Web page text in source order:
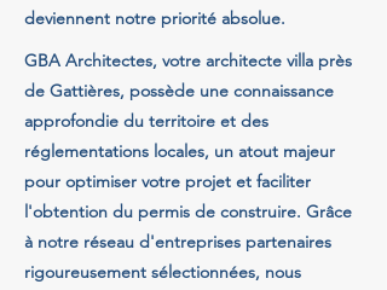
deviennent notre priorité absolue.
GBA Architectes, votre architecte villa près
de Gattières, possède une connaissance
approfondie du territoire et des
réglementations locales, un atout majeur
pour optimiser votre projet et faciliter
l'obtention du permis de construire. Grâce
à notre réseau d'entreprises partenaires
rigoureusement sélectionnées, nous